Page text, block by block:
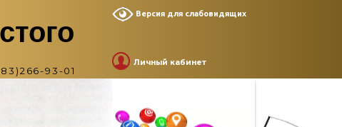
93-01
Версия для слабовидящих
Личный кабинет